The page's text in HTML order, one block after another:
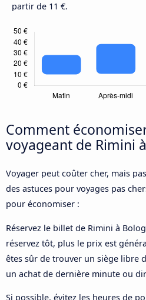
partir de 11 €.
Comment
voyageant de Rimini
Voyager peut coûter cher, mais
des astuces pour voyages pas
pour économiser :
Réservez le billet de Rimini à
réservez tôt, plus le prix est
êtes sûr de trouver un siège libre
un achat de dernière minute ou
Si possible, évitez les heures de